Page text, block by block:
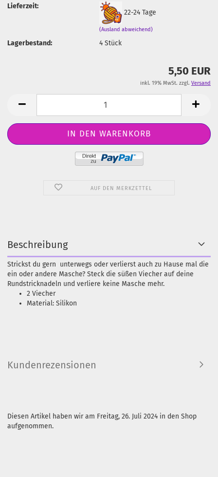
Lieferzeit:
22-24 Tage
(Ausland abweichend)
Lagerbestand: 4Stück
5,50 EUR
inkl. 19% MwSt. zzgl. Versand
AUF DEN MERKZETTEL
Beschreibung
Strickst du gern unterwegs oder verlierst auch zu Hause mal die
ein oder andere Masche? Steck die süßen Viecher auf deine
Rundstricknadeln und verliere keine Masche mehr.
2 Viecher
Material: Silikon
Kundenrezensionen
Diesen Artikel haben wir am Freitag, 26. Juli 2024 in den Shop
aufgenommen.